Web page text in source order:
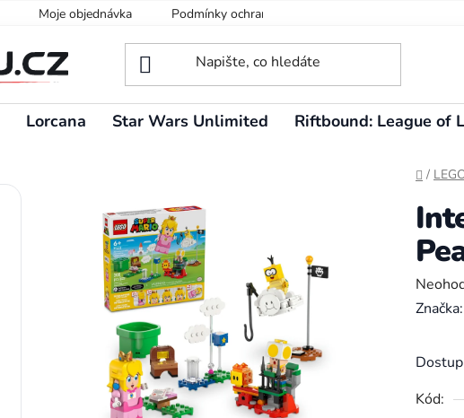
Moje objednávka Podmínky ochrany osobních údajů
Lorcana Star Wars Unlimited Riftbound: League of
Domů
/
je
z
Kód: